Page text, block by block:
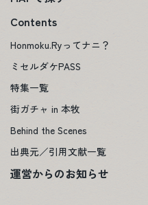
Contents
Honmoku.Ryってナニ？
ミセルダケPASS
特集一覧
街ガチャ in 本牧
Behind the Scenes
出典元／引用文献一覧
運営からのお知らせ